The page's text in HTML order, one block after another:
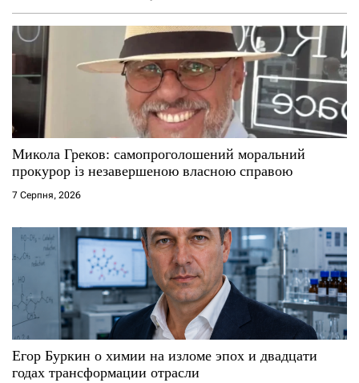
Микола Греков: самопроголошений моральний
прокурор із незавершеною власною справою
7 Серпня, 2026
Егор Буркин о химии на изломе эпох и двадцати
годах трансформации отрасли